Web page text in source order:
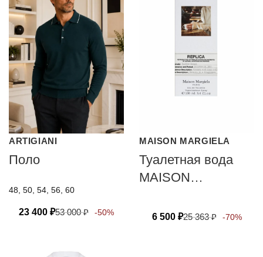
ARTIGIANI
Поло
48, 50, 54, 56, 60
23 400 ₽53 000₽ -50%
MAISON MARGIELA
Туалетная вода
MAISON
COFFEE BREAK
6 500 ₽25 363₽ -70%